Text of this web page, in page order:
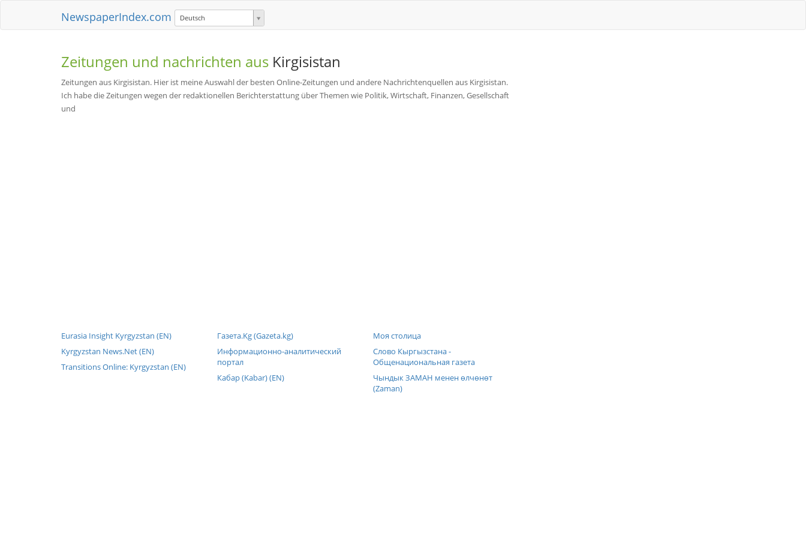
NewspaperIndex.com Deutsch
Zeitungen und nachrichten aus Kirgisistan
Zeitungen aus Kirgisistan. Hier ist meine Auswahl der besten Online-Zeitungen und andere Nachrichtenquellen aus Kirgisistan.
Ich habe die Zeitungen wegen der redaktionellen Berichterstattung über Themen wie Politik, Wirtschaft, Finanzen, Gesellschaft
und
Eurasia Insight Kyrgyzstan (EN)
Kyrgyzstan News.Net (EN)
Transitions Online: Kyrgyzstan (EN)
Газета.Kg (Gazeta.kg)
Информационно-аналитический
портал
Кабар (Kabar) (EN)
Моя столица
Слово Кыргызстана -
Общенациональная газета
Чындык ЗАМАН менен өлчөнөт
(Zaman)